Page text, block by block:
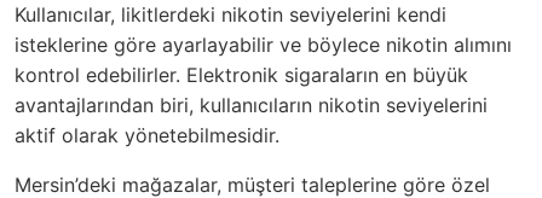
Kullanıcılar, likitlerdeki nikotin seviyelerini kendi
isteklerine göre ayarlayabilir ve böylece nikotin alımını
kontrol edebilirler. Elektronik sigaraların en büyük
avantajlarından biri, kullanıcıların nikotin seviyelerini
aktif olarak yönetebilmesidir.
Mersin’deki mağazalar, müşteri taleplerine göre özel